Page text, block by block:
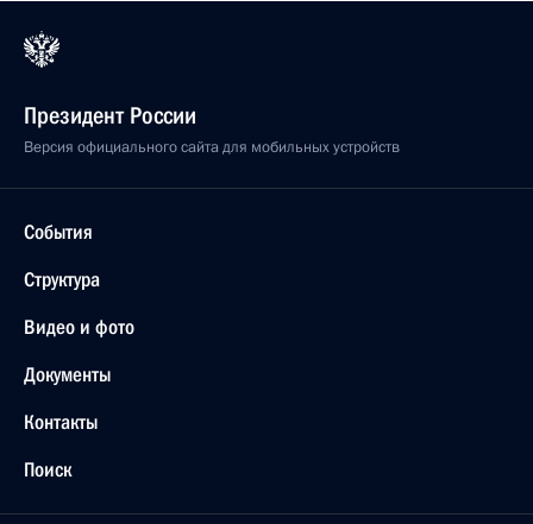
Президент России
Версия официального сайта для мобильных устройств
События
Структура
Видео и фото
Документы
Контакты
Поиск